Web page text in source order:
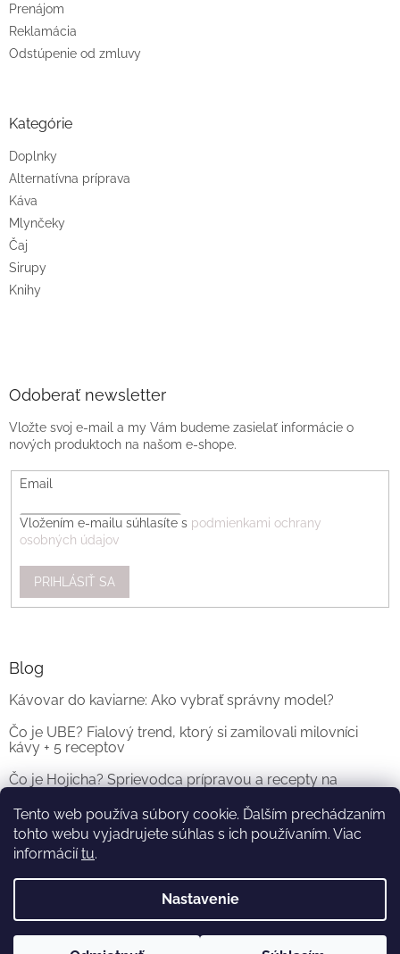
Tento web používa súbory cookie. Ďalším prechádzaním
tohto webu vyjadrujete súhlas s ich používaním. Viac
informáciítu.
Nastavenie
Prenájom
Reklamácia
Odstúpenie od zmluvy
Kategórie
Doplnky
Alternatívna príprava
Káva
Mlynčeky
Čaj
Sirupy
Knihy
Odoberať newsletter
Vložte svoj e-mail a my Vám budeme zasielať informácie o
nových produktoch na našom e-shope.
Email
Vložením e-mailu súhlasíte s podmienkami ochrany
osobných údajov
PRIHLÁSIŤ SA
Blog
Kávovar do kaviarne: Ako vybrať správny model?
Čo je UBE? Fialový trend, ktorý si zamilovali milovníci
kávy + 5 receptov
Čo je Hojicha? Sprievodca prípravou a recepty na
ARCHÍV
Vytvoril Shoptet a